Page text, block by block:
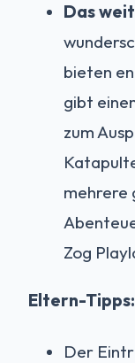
Das
bieten
gibt
zum
mehrere
Zog
Eltern-Tipps:
Der